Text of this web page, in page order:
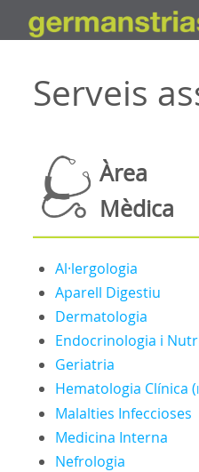
Serveis
Àrea
Mèdica
Al·lergologia
Aparell Digestiu
Dermatologia
Endocrinologia i
Geriatria
Hematologia Clínica (
Malalties Infeccioses
Medicina Interna
Nefrologia